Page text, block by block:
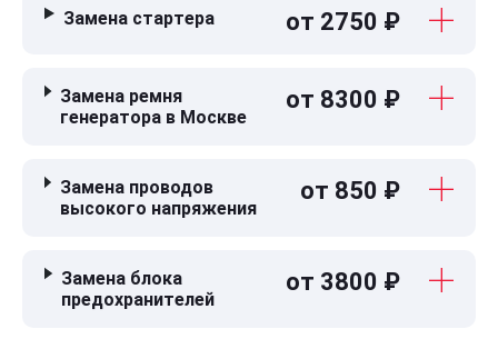
Замена стартера от 2750 ₽
Замена ремня
генератора в Москве
от 8300 ₽
Замена проводов
высокого напряжения
от 850 ₽
Замена блока
предохранителей
от 3800 ₽